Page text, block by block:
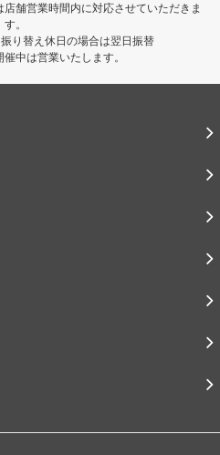
舗営業時間内に対応させていただきま
す。
り替え休日の場合は翌日振替
中は営業いたします。